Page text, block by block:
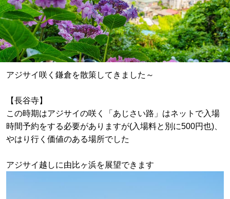
アジサイ咲く鎌倉を散策してきました～
【長谷寺】
この時期はアジサイの咲く「あじさい路」はネットで入場
時間予約をする必要がありますが(入場料と別に500円也)、
やはり行く価値のある場所でした
アジサイ越しに由比ヶ浜を展望できます